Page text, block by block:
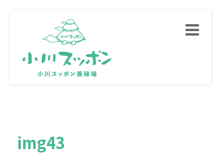
Toggle
img43